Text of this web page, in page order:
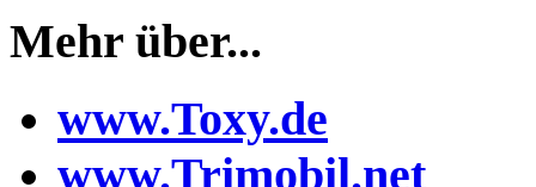
Mehr über...
www.Toxy.de
www.Trimobil.net